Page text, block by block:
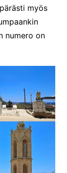
myös
numero on